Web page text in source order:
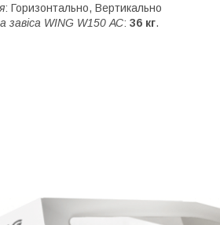
: Горизонтально, Вертикально
завіса WING W150 АС: 36 кг.